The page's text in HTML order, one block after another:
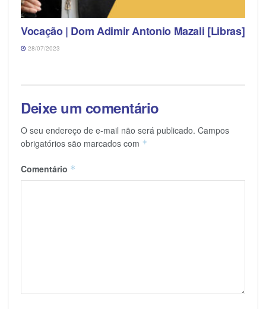
Vocação | Dom Adimir Antonio Mazali [Libras]
28/07/2023
Deixe um comentário
O seu endereço de e-mail não será publicado. Campos
obrigatórios são marcados com *
Comentário *